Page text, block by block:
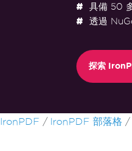
具備 50
透過
探索
跳至頁尾內容
IronPDF IronPDF 部落格